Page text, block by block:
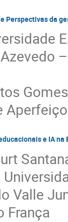
Perspectivas da
e IA
Valle
França